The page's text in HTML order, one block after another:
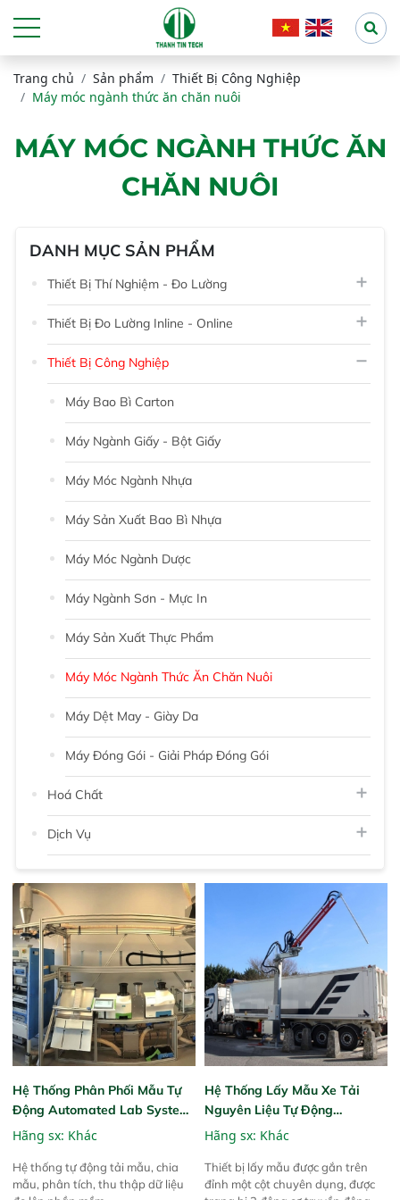
Trang chủ Sản phẩm
Thiết Bị Công Nghiệp
Máy móc ngành thức ăn chăn nuôi
MÁY MÓC NGÀNH THỨC ĂN
CHĂN NUÔI
DANH MỤC SẢN PHẨM
Thiết Bị Thí Nghiệm - Đo Lường
Thiết Bị Đo Lường Inline - Online
Thiết Bị Công Nghiệp
Máy Bao Bì Carton
Máy Ngành Giấy - Bột Giấy
Máy Móc Ngành Nhựa
Máy Sản Xuất Bao Bì Nhựa
Máy Móc Ngành Dược
Máy Ngành Sơn - Mực In
Máy Sản Xuất Thực Phẩm
Máy Móc Ngành Thức Ăn Chăn Nuôi
Máy Dệt May - Giày Da
Máy Đóng Gói - Giải Pháp Đóng Gói
Hoá Chất
Dịch Vụ
Hệ Thống Phân Phối Mẫu Tự
Động Automated Lab System
For Animal Feed Factories
Hãng sx: Khác
Hệ thống tự động tải mẫu, chia
mẫu, phân tích, thu thập dữ liệu
Hệ Thống Lấy Mẫu Xe Tải
Nguyên Liệu Tự Động
Automatic Truck Sampling
System
Hãng sx: Khác
Thiết bị lấy mẫu được gắn trên
đỉnh một cột chuyên dụng, được